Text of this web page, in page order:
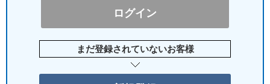
まだ登録されていないお客様